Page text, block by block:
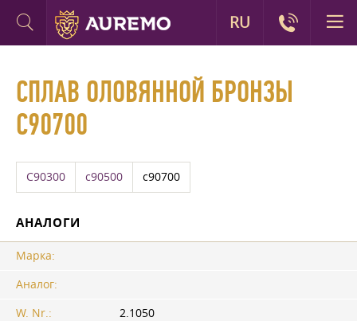
СПЛАВ ОЛОВЯННОЙ БРОНЗЫ
C90700
C90300 c90500 c90700
АНАЛОГИ
Марка:
Аналог:
W. Nr.:
2.1050
RU